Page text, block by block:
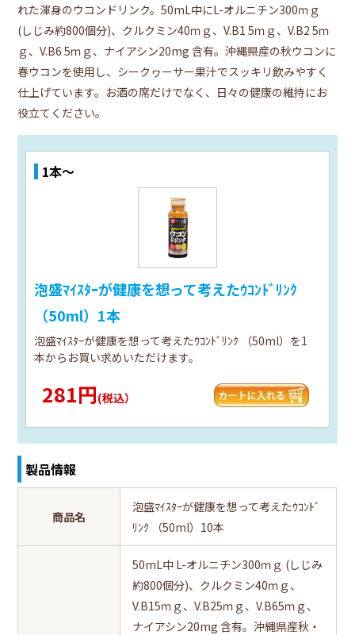
れた渾身のウコンドリンク。50mL中にL-オルニチン300ｍｇ
(しじみ約800個分)、クルクミン40ｍｇ、V.B1 5ｍｇ、V.B2 5ｍ
ｇ、V.B6 5ｍｇ、ナイアシン20mg 含有。沖縄県産の秋ウコンに
春ウコンを使用し、シークヮーサー果汁でスッキリ飲みやすく
仕上げています。お酒の席だけでなく、日々の健康の維持にお
役立てください。
1本～
泡盛ﾏｲｽﾀｰが健康を想って考えたｳｺﾝﾄﾞﾘﾝｸ
（50ml）1本
泡盛ﾏｲｽﾀｰが健康を想って考えたｳｺﾝﾄﾞﾘﾝｸ （50ml）を1
本からお買い求めいただけます。
281円(税込）
製品情報
商品名
泡盛ﾏｲｽﾀｰが健康を想って考えたｳｺﾝﾄﾞ
ﾘﾝｸ （50ml）10本
50mL中 L-オルニチン300ｍｇ (しじみ
約800個分)、クルクミン40ｍｇ、
V.B15ｍｇ、V.B25ｍｇ、V.B65ｍｇ、
ナイアシン20mg 含有。沖縄県産秋・